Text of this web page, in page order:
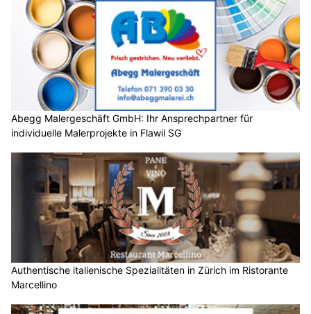
Abegg Malergeschäft GmbH: Ihr Ansprechpartner für
individuelle Malerprojekte in Flawil SG
Authentische italienische Spezialitäten in Zürich im Ristorante
Marcellino